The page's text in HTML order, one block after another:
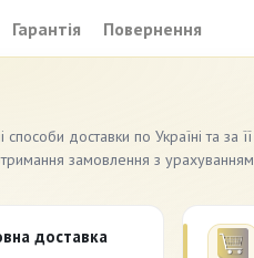
Гарантія Повернення
доставки по Україні та за
замовлення з урахуванням
доставка